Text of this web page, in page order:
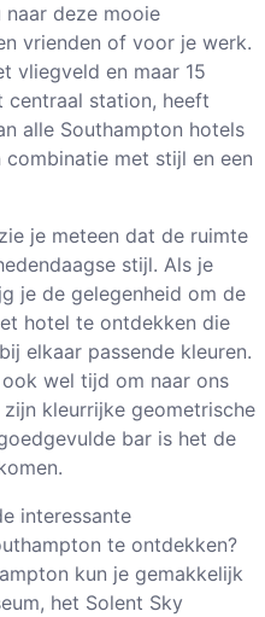
deze mooie
vrienden of voor je werk.
vliegveld en maar 15
centraal station, heeft
alle Southampton hotels
met stijl en een
je meteen dat de ruimte
stijl. Als je
je de gelegenheid om de
hotel te ontdekken die
elkaar passende kleuren.
wel tijd om naar ons
kleurrijke geometrische
bar is het de
interessante
te ontdekken?
kun je gemakkelijk
het Solent Sky